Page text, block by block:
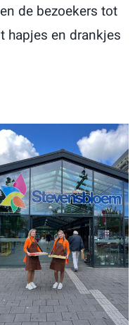
de bezoekers tot
hapjes en drankjes